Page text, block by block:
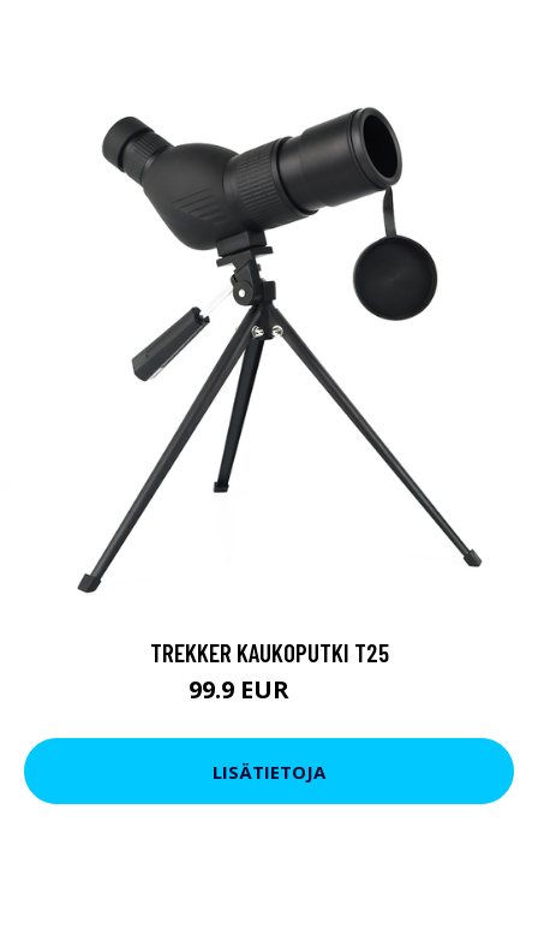
TREKKER KAUKOPUTKI T25
99.9 EUR
LISÄTIETOJA